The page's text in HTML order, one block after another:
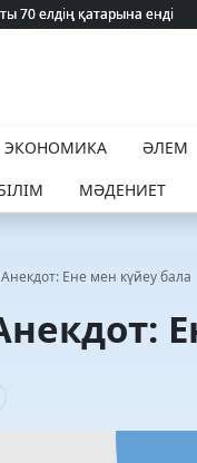
70 елдің қатарына енді
70 елдің қатарына енді
ЭКОНОМИКА ӘЛЕМ
МӘДЕНИЕТ
Ене мен күйеу бала